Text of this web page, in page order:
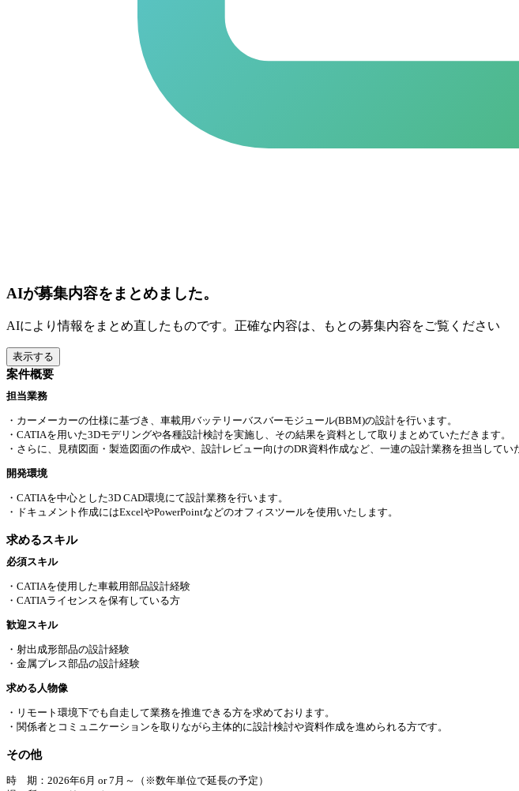
AIが募集内容をまとめました。
AIにより情報をまとめ直したものです。正確な内容は、もとの募集内容をご覧ください
表示する
案件概要
担当業務
・カーメーカーの仕様に基づき、車載用バッテリーバスバーモジュール(BBM)の設計を行います。
・CATIAを用いた3Dモデリングや各種設計検討を実施し、その結果を資料として取りまとめていただきます。
・さらに、見積図面・製造図面の作成や、設計レビュー向けのDR資料作成など、一連の設計業務を担当してい
開発環境
・CATIAを中心とした3D CAD環境にて設計業務を行います。
・ドキュメント作成にはExcelやPowerPointなどのオフィスツールを使用いたします。
求めるスキル
必須スキル
・CATIAを使用した車載用部品設計経験
・CATIAライセンスを保有している方
歓迎スキル
・射出成形部品の設計経験
・金属プレス部品の設計経験
求める⼈物像
・リモート環境下でも自走して業務を推進できる方を求めております。
・関係者とコミュニケーションを取りながら主体的に設計検討や資料作成を進められる方です。
その他
時 期：2026年6月 or 7月～（※数年単位で延長の予定）